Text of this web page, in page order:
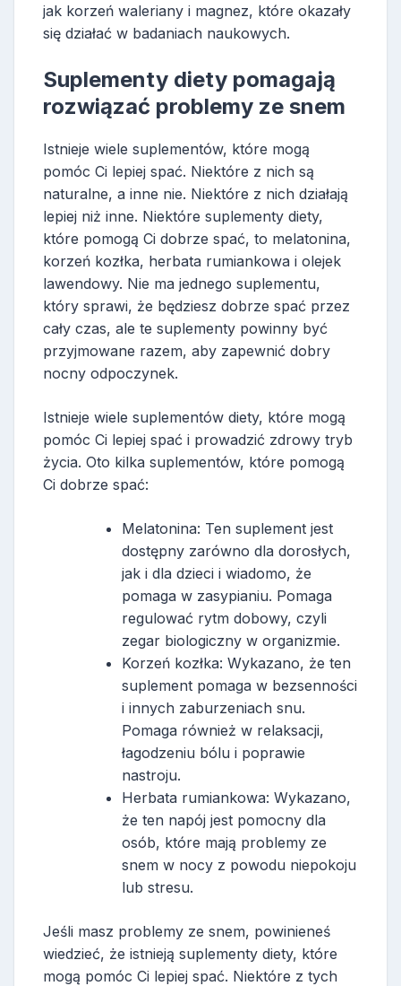
jak korzeń waleriany i magnez, które okazały
się działać w badaniach naukowych.
Suplementy diety pomagają
rozwiązać problemy ze snem
Istnieje wiele suplementów, które mogą
pomóc Ci lepiej spać. Niektóre z nich są
naturalne, a inne nie. Niektóre z nich działają
lepiej niż inne. Niektóre suplementy diety,
które pomogą Ci dobrze spać, to melatonina,
korzeń kozłka, herbata rumiankowa i olejek
lawendowy. Nie ma jednego suplementu,
który sprawi, że będziesz dobrze spać przez
cały czas, ale te suplementy powinny być
przyjmowane razem, aby zapewnić dobry
nocny odpoczynek.
Istnieje wiele suplementów diety, które mogą
pomóc Ci lepiej spać i prowadzić zdrowy tryb
życia. Oto kilka suplementów, które pomogą
Ci dobrze spać:
Melatonina: Ten suplement jest
dostępny zarówno dla dorosłych,
jak i dla dzieci i wiadomo, że
pomaga w zasypianiu. Pomaga
regulować rytm dobowy, czyli
zegar biologiczny w organizmie.
Korzeń kozłka: Wykazano, że ten
suplement pomaga w bezsenności
i innych zaburzeniach snu.
Pomaga również w relaksacji,
łagodzeniu bólu i poprawie
nastroju.
Herbata rumiankowa: Wykazano,
że ten napój jest pomocny dla
osób, które mają problemy ze
snem w nocy z powodu niepokoju
lub stresu.
Jeśli masz problemy ze snem, powinieneś
wiedzieć, że istnieją suplementy diety, które
mogą pomóc Ci lepiej spać. Niektóre z tych